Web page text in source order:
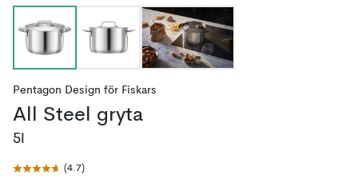
Pentagon Design för Fiskars
All Steel gryta
5l
(4.7)